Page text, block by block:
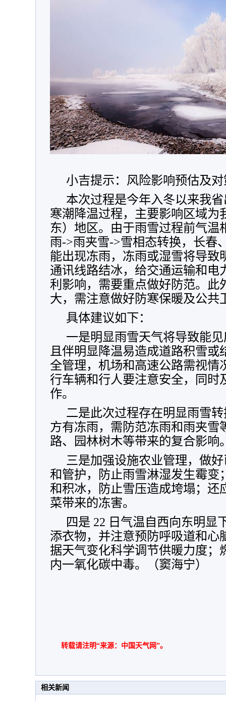
小吉提示：风险影响预估及
本次过程是今年入冬以来我
寒潮降温过程，主要影响区域为
东）地区。由于雨雪过程前气温
雨->雨夹雪->雪相态转换，长春
能出现冻雨，冻雨或湿雪将导致
通讯线路结冰，给交通运输和电
利影响，需要重点做好防范。此
大，需注意做好防寒保暖及公共
具体建议如下：
一是明显雨雪天气将导致能
且伴明显降温易造成道路积雪
全管理，机场和高速公路需视情
行车辆和行人要注意安全，同时
作。
二是此次过程存在明显雨雪
方有冻雨，需防范冻雨和雨夹雪
路、园林树木等带来的复合影响
三是加强设施农业管理，做
和管护，防止雨雪淋湿发生霉变
和积冰，防止雪压造成垮塌；还
菜带来的冻害。
四是 22 日气温自西向东明显
添衣物，并注意预防呼吸道和心
据天气变化科学调节供暖力度；
内一氧化碳中毒。（窦海宁）
转载请注明“来源：中国天气网”。
相关新闻